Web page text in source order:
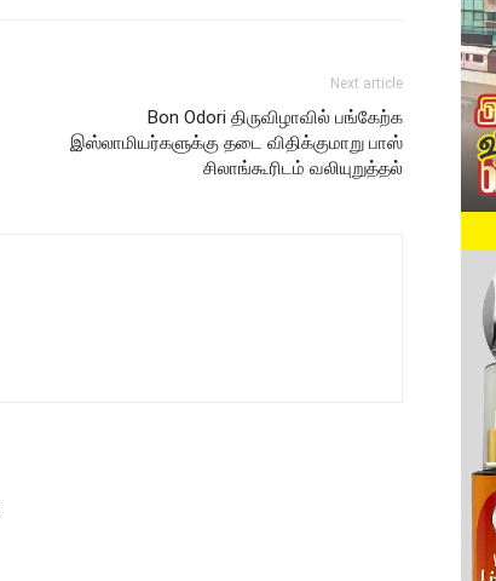
Next article
Bon Odori திருவிழாவில் பங்கேற்க
இஸ்லாமியர்களுக்கு தடை விதிக்குமாறு பாஸ்
சிலாங்கூரிடம் வலியுறுத்தல்